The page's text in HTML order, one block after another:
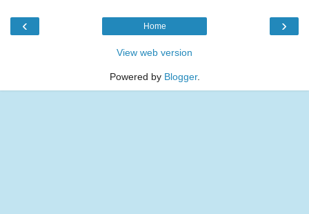
‹ ›
Home
View web version
Powered by Blogger.